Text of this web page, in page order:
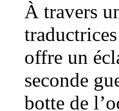
À travers
offre un
seconde
botte de